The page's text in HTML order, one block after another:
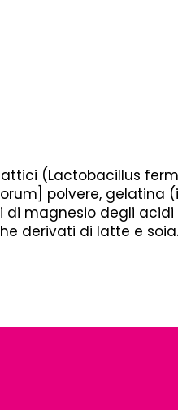
(Lactobacillus
polvere,
magnesio degli acidi
di latte e